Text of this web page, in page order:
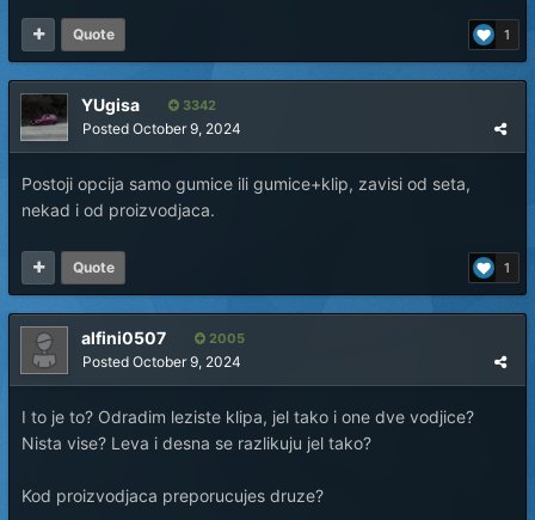
1
Quote
YUgisa 3342
Posted October 9, 2024
Postoji opcija samo gumice ili gumice+klip, zavisi od seta,
nekad i od proizvodjaca.
1
Quote
alfini0507 2005
Posted October 9, 2024
I to je to? Odradim leziste klipa, jel tako i one dve vodjice?
Nista vise? Leva i desna se razlikuju jel tako?
Kod proizvodjaca preporucujes druze?